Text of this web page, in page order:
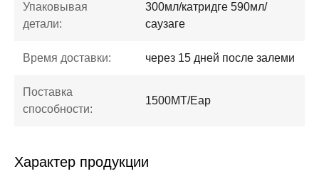
Упаковывая
детали:
300мл/катридге 590мл/
саузаге
Время доставки: через 15 дней после залеми
Поставка
способности:
1500МТ/Еар
Характер продукции